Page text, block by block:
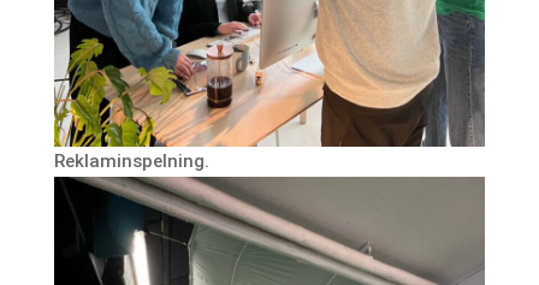
Reklaminspelning.